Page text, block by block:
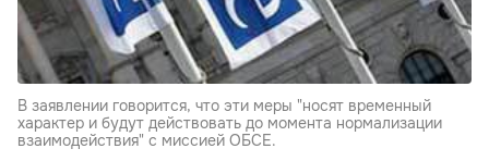
В заявлении говорится, что эти меры "носят временный
характер и будут действовать до момента нормализации
взаимодействия" с миссией ОБСЕ.